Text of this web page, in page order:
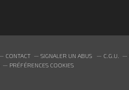
CONTACT SIGNALER UN ABUS C.G.U.
PRÉFÉRENCES COOKIES